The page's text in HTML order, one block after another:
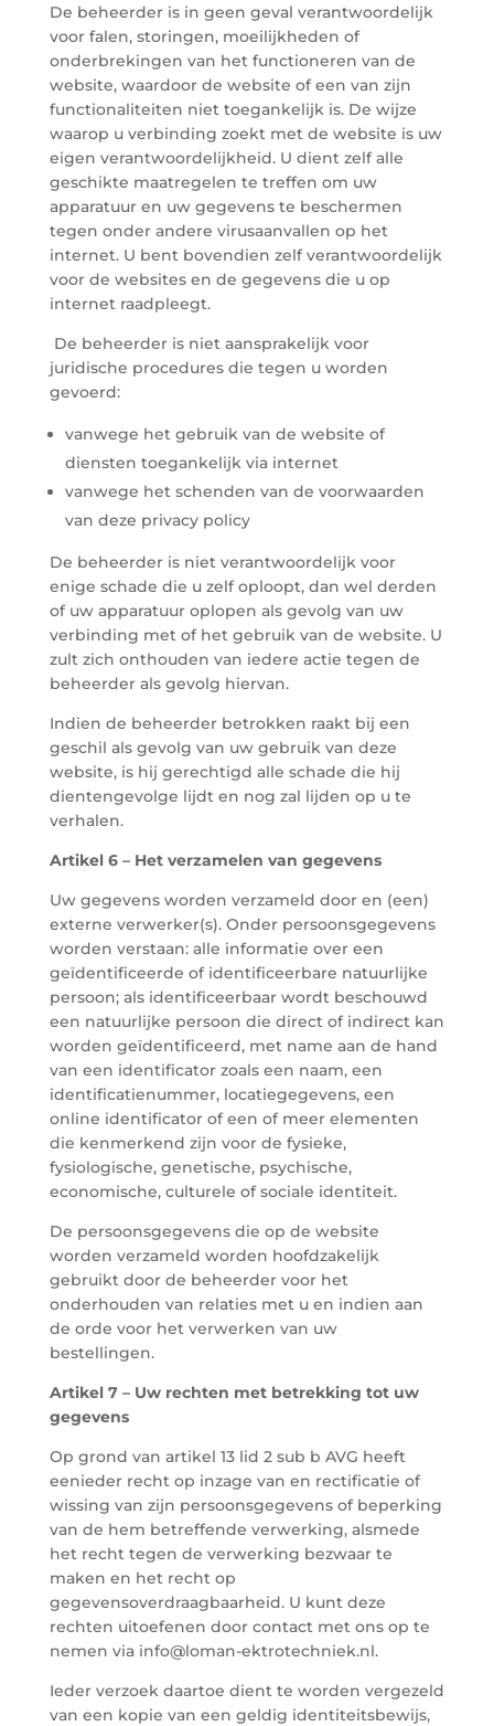
De beheerder is in geen geval verantwoordelijk
voor falen, storingen, moeilijkheden of
onderbrekingen van het functioneren van de
website, waardoor de website of een van zijn
functionaliteiten niet toegankelijk is. De wijze
waarop u verbinding zoekt met de website is uw
eigen verantwoordelijkheid. U dient zelf alle
geschikte maatregelen te treffen om uw
apparatuur en uw gegevens te beschermen
tegen onder andere virusaanvallen op het
internet. U bent bovendien zelf verantwoordelijk
voor de websites en de gegevens die u op
internet raadpleegt.
De beheerder is niet aansprakelijk voor
juridische procedures die tegen u worden
gevoerd:
vanwege het gebruik van de website of
diensten toegankelijk via internet
vanwege het schenden van de voorwaarden
van deze privacy policy
De beheerder is niet verantwoordelijk voor
enige schade die u zelf oploopt, dan wel derden
of uw apparatuur oplopen als gevolg van uw
verbinding met of het gebruik van de website. U
zult zich onthouden van iedere actie tegen de
beheerder als gevolg hiervan.
Indien de beheerder betrokken raakt bij een
geschil als gevolg van uw gebruik van deze
website, is hij gerechtigd alle schade die hij
dientengevolge lijdt en nog zal lijden op u te
verhalen.
Artikel 6 – Het verzamelen van gegevens
Uw gegevens worden verzameld door en (een)
externe verwerker(s). Onder persoonsgegevens
worden verstaan: alle informatie over een
geïdentificeerde of identificeerbare natuurlijke
persoon; als identificeerbaar wordt beschouwd
een natuurlijke persoon die direct of indirect kan
worden geïdentificeerd, met name aan de hand
van een identificator zoals een naam, een
identificatienummer, locatiegegevens, een
online identificator of een of meer elementen
die kenmerkend zijn voor de fysieke,
fysiologische, genetische, psychische,
economische, culturele of sociale identiteit.
De persoonsgegevens die op de website
worden verzameld worden hoofdzakelijk
gebruikt door de beheerder voor het
onderhouden van relaties met u en indien aan
de orde voor het verwerken van uw
bestellingen.
Artikel 7 – Uw rechten met betrekking tot uw
gegevens
Op grond van artikel 13 lid 2 sub b AVG heeft
eenieder recht op inzage van en rectificatie of
wissing van zijn persoonsgegevens of beperking
van de hem betreffende verwerking, alsmede
het recht tegen de verwerking bezwaar te
maken en het recht op
gegevensoverdraagbaarheid. U kunt deze
rechten uitoefenen door contact met ons op te
nemen via info@loman-ektrotechniek.nl.
Ieder verzoek daartoe dient te worden vergezeld
van een kopie van een geldig identiteitsbewijs,